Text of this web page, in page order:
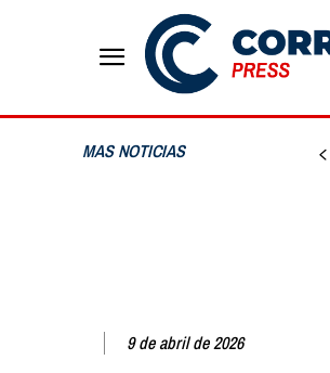
MAS NOTICIAS
9 de abril de 2026